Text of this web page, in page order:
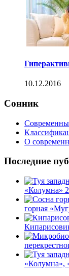
10.12.2016
Сонник
О
Последние
«Колумна»
горная
«Колумна»,